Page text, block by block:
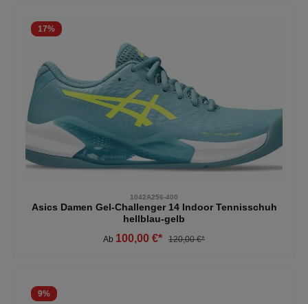
17%
1042A256-400
Asics Damen Gel-Challenger 14 Indoor Tennisschuh
hellblau-gelb
Ab 100,00 €* 120,00 €*
9%